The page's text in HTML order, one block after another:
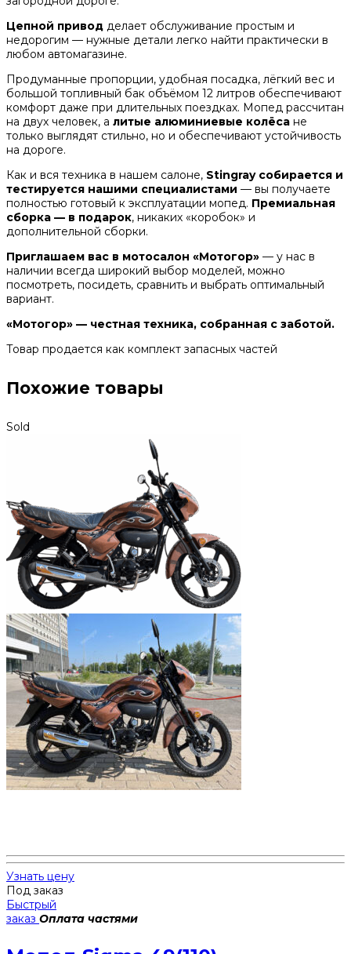
Цепной привод делает обслуживание простым и
недорогим — нужные детали легко найти практически в
любом автомагазине.
Продуманные пропорции, удобная посадка, лёгкий вес и
большой топливный бак объёмом 12 литров обеспечивают
комфорт даже при длительных поездках. Мопед рассчитан
на двух человек, а литые алюминиевые колёса не
только выглядят стильно, но и обеспечивают устойчивость
на дороге.
Как и вся техника в нашем салоне, Stingray собирается и
тестируется нашими специалистами — вы получаете
полностью готовый к эксплуатации мопед. Премиальная
сборка — в подарок, никаких «коробок» и
дополнительной сборки.
Приглашаем вас в мотосалон «Мотогор» — у нас в
наличии всегда широкий выбор моделей, можно
посмотреть, посидеть, сравнить и выбрать оптимальный
вариант.
«Мотогор» — честная техника, собранная с заботой.
Товар продается как комплект запасных частей
Похожие товары
Sold
Узнать цену
Под заказ
Быстрый
заказ Оплата частями